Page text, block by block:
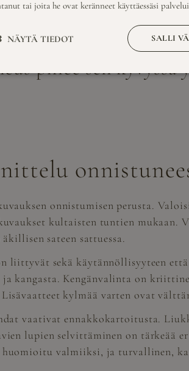
piilee sen
onnistumisen perusta.
kultaisten tuntien
sateen sattuessa.
liittyvät sekä käytännöllisyyteen
kangasta. Kengänvalinta on
kylmää varten ovat
vaativat ennakkokartoitusta.
lupien selvittäminen on
huomioitu valmiiksi, ja turvallinen,
tai joita he ovat keränneet käyttäessäsi
SALLI
NÄYTÄ TIEDOT